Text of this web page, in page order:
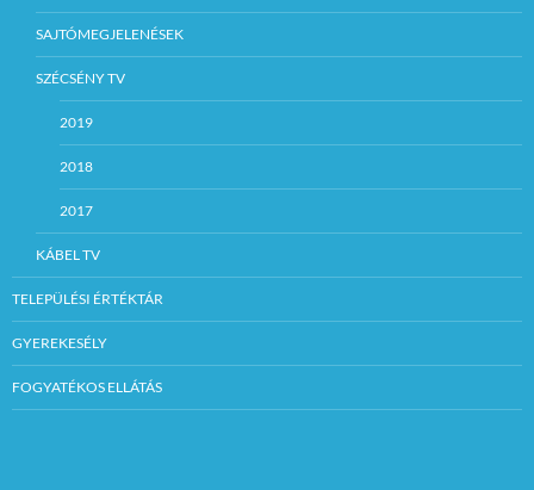
SAJTÓMEGJELENÉSEK
SZÉCSÉNY TV
2019
2018
2017
KÁBEL TV
TELEPÜLÉSI ÉRTÉKTÁR
GYEREKESÉLY
FOGYATÉKOS ELLÁTÁS